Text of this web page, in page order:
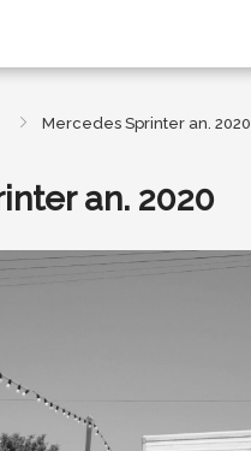
Mercedes Sprinter an. 2020
an. 2020